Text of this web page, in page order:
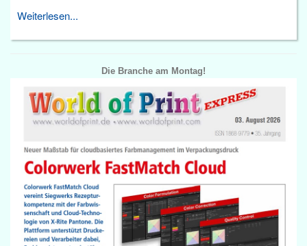
Weiterlesen...
Die Branche am Montag!